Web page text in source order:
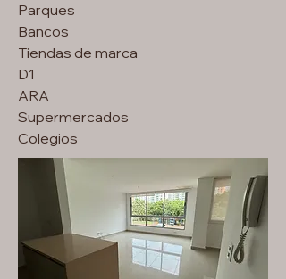
Parques
Bancos
Tiendas de marca
D1
ARA
Supermercados
Colegios